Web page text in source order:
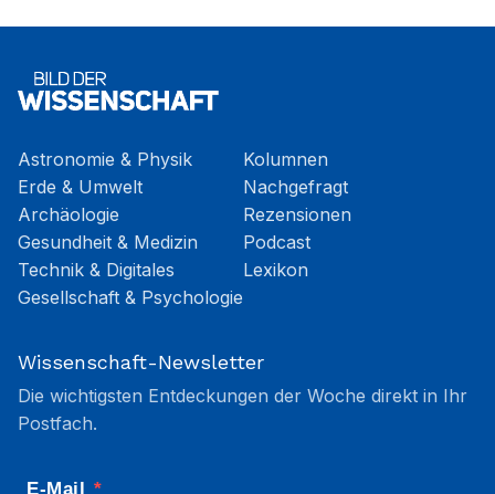
Astronomie & Physik
Erde & Umwelt
Archäologie
Gesundheit & Medizin
Technik & Digitales
Gesellschaft & Psychologie
Kolumnen
Nachgefragt
Rezensionen
Podcast
Lexikon
Wissenschaft-Newsletter
Die wichtigsten Entdeckungen der Woche direkt in Ihr
Postfach.